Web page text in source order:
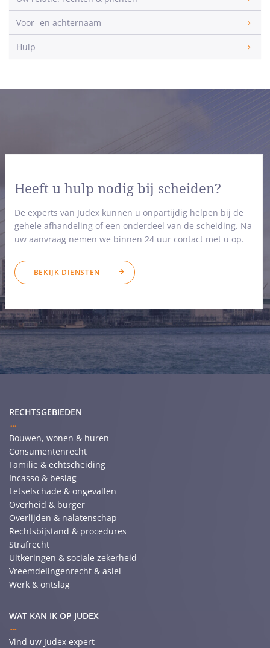
Voor- en achternaam
Hulp
Heeft u hulp nodig bij scheiden?
De experts van Judex kunnen u onpartijdig helpen bij de
gehele afhandeling of een onderdeel van de scheiding. Na
uw aanvraag nemen we binnen 24 uur contact met u op.
BEKIJK DIENSTEN
RECHTSGEBIEDEN
Bouwen, wonen & huren
Consumentenrecht
Familie & echtscheiding
Incasso & beslag
Letselschade & ongevallen
Overheid & burger
Overlijden & nalatenschap
Rechtsbijstand & procedures
Strafrecht
Uitkeringen & sociale zekerheid
Vreemdelingenrecht & asiel
Werk & ontslag
WAT KAN IK OP JUDEX
Vind uw Judex expert